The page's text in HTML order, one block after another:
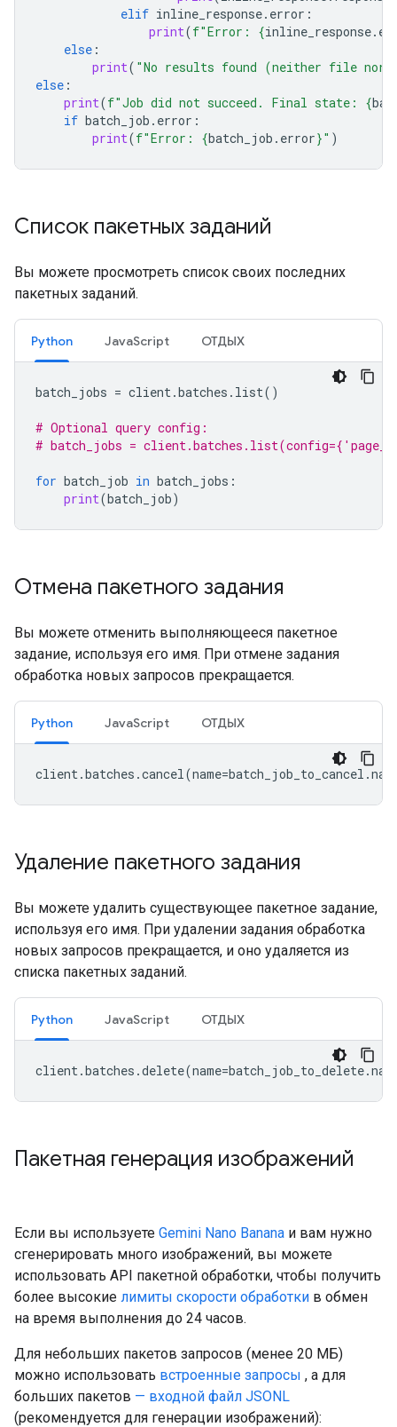
elif inline_response. error :
print(f"Error: {inline_response.
else :
print( "No results found (neither file
else :
print(f"Job did not succeed. Final state: {
if batch_job . error :
print(f"Error: {batch_job . error}" )
Список пакетных заданий
Вы можете просмотреть список своих последних
пакетных заданий.
Python JavaScript ОТДЫХ
batch_jobs = client.batches . list()
# Optional query config:
# batch_jobs =
for batch_job in batch_jobs :
print(batch_job)
Отмена пакетного задания
Вы можете отменить выполняющееся пакетное
задание, используя его имя. При отмене задания
обработка новых запросов прекращается.
Python JavaScript ОТДЫХ
client.batches .cancel(name=batch_job_to_cancel .
Удаление пакетного задания
Вы можете удалить существующее пакетное задание,
используя его имя. При удалении задания обработка
новых запросов прекращается, и оно удаляется из
списка пакетных заданий.
Python JavaScript ОТДЫХ
client.batches .delete(name=batch_job_to_delete.
Пакетная генерация изображений
Если вы используете Gemini Nano Banana и вам нужно
сгенерировать много изображений, вы можете
использовать API пакетной обработки, чтобы получить
более высокие лимиты скорости обработки в обмен
на время выполнения до 24 часов.
Для небольших пакетов запросов (менее 20 МБ)
можно использовать встроенные запросы , а для
больших пакетов — входной файл JSONL
(рекомендуется для генерации изображений):